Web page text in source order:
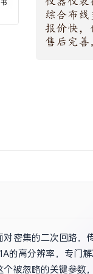
密集的二次回路
的高分辨率，专门
被忽略的关键参数